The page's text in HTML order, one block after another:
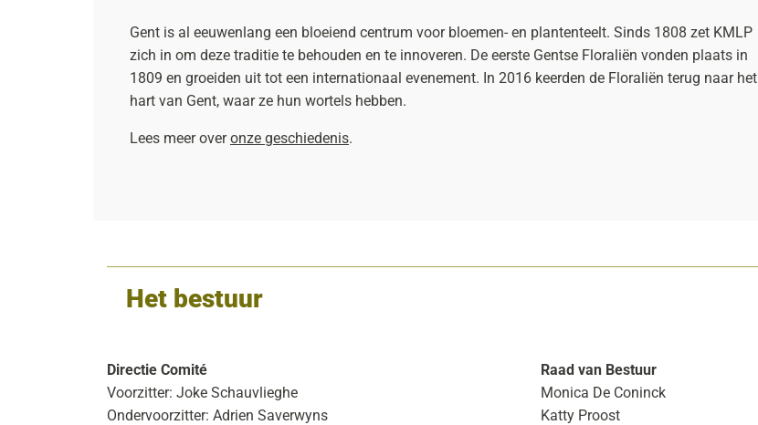
Gent is al eeuwenlang een bloeiend centrum voor bloemen- en plantenteelt. Sinds 1808 zet KMLP
zich in om deze traditie te behouden en te innoveren. De eerste Gentse Floraliën vonden plaats in
1809 en groeiden uit tot een internationaal evenement. In 2016 keerden de Floraliën terug naar het
hart van Gent, waar ze hun wortels hebben.
Lees meer overonze geschiedenis.
Het bestuur
Directie Comité
Voorzitter: Joke Schauvlieghe
Ondervoorzitter: Adrien Saverwyns
Raad van Bestuur
Monica De Coninck
Katty Proost